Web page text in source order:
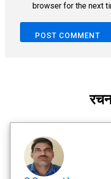
browser for the next